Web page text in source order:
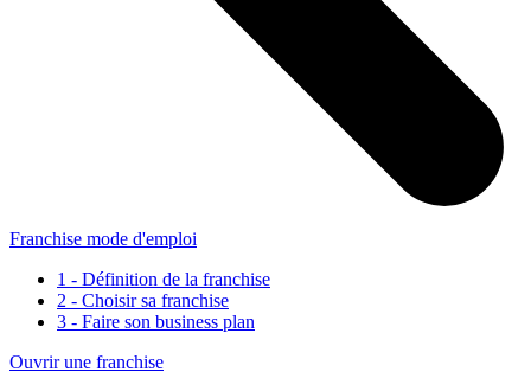
Franchise mode d'emploi
1 - Définition de la franchise
2 - Choisir sa franchise
3 - Faire son business plan
Ouvrir une franchise